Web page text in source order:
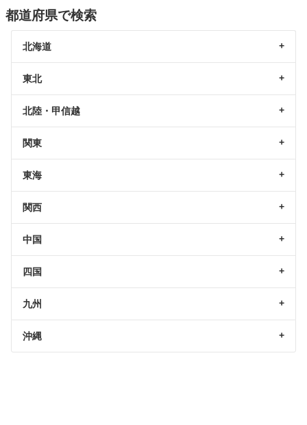
都道府県で検索
北海道
東北
北陸・甲信越
関東
東海
関西
中国
四国
九州
沖縄